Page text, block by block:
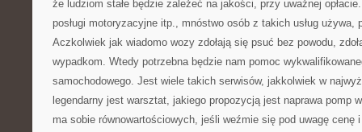
że ludziom stałe będzie zależeć na jakości, przy uważnej
posługi motoryzacyjne itp., mnóstwo osób z takich usług używa,
Aczkolwiek jak wiadomo wozy zdołają się psuć bez powodu,
wypadkom. Wtedy potrzebna będzie nam pomoc
samochodowego. Jest wiele takich serwisów, jakkolwiek w
legendarny jest warsztat, jakiego propozycją jest naprawa pomp
ma sobie równowartościowych, jeśli weźmie się pod uwagę cenę